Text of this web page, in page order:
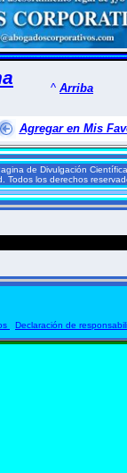
^ Arriba
Agregar en Mis
de Divulgación
Todos los derechos
Declaración de